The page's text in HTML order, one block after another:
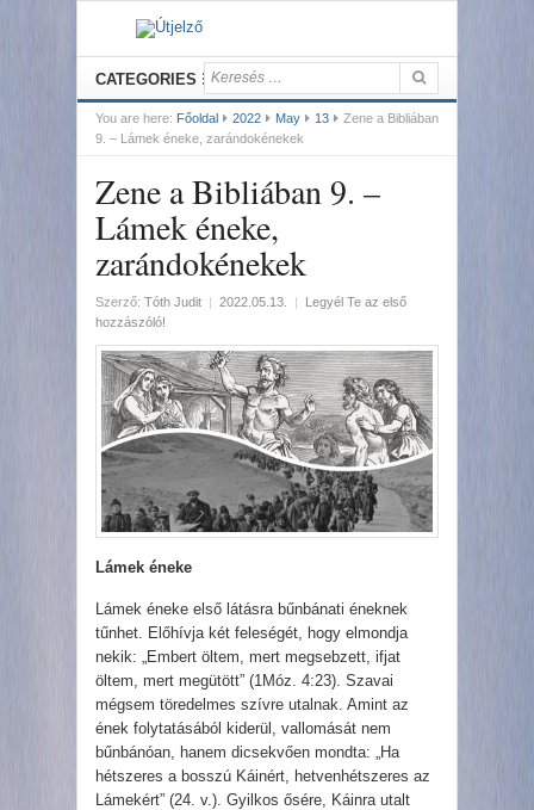
CATEGORIES
You are here: Főoldal 2022 May 13
Zene a Bibliában
9. – Lámek éneke, zarándokénekek
Zene a Bibliában 9. –
Lámek éneke,
zarándokénekek
Szerző: Tóth Judit | 2022.05.13. |
Legyél Te az első
hozzászóló!
Lámek éneke
Lámek éneke első látásra bűnbánati éneknek
tűnhet. Előhívja két feleségét, hogy elmondja
nekik: „Embert öltem, mert megsebzett, ifjat
öltem, mert megütött” (1Móz. 4:23). Szavai
mégsem töredelmes szívre utalnak. Amint az
ének folytatásából kiderül, vallomását nem
bűnbánóan, hanem dicsekvően mondta: „Ha
hétszeres a bosszú Káinért, hetvenhétszeres az
Lámekért” (24. v.). Gyilkos ősére, Káinra utalt